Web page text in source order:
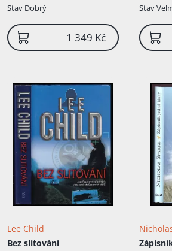
Stav Dobrý
1 349 Kč
Stav
Lee Child
Bez slitování